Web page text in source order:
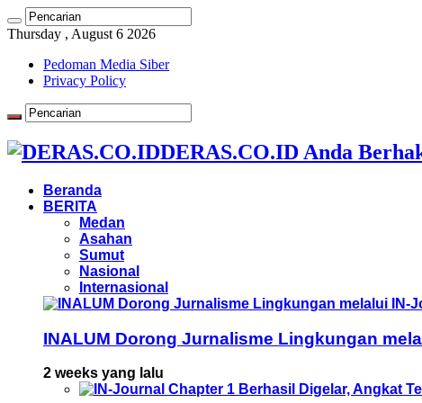
Thursday , August 6 2026
Pedoman Media Siber
Privacy Policy
DERAS.CO.ID Anda
Beranda
BERITA
Medan
Asahan
Sumut
Nasional
Internasional
INALUM Dorong Jurnalisme Lingkungan
2 weeks yang lalu